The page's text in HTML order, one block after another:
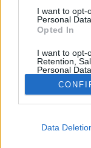
I want to opt-
Personal
Opted In
I want to opt-
Retention,
Personal
Purposes for
Opted Out
Data